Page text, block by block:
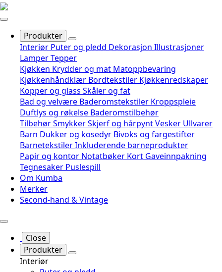
Produkter
Interiør Puter og pledd Dekorasjon Illustrasjoner
LamperTepper
Kjøkken Krydder og mat Matoppbevaring
Kjøkkenhåndklær Bordtekstiler Kjøkkenredskaper
Kopper og glass Skåler og fat
Bad og velvære Baderomstekstiler Kroppspleie
Duftlys og røkelse Baderomstilbehør
TilbehørSmykkerSkjerf og hårpyntVesker Ullvarer
Barn Dukker og kosedyr Bivoks og fargestifter
BarnetekstilerInkluderende barneprodukter
Papir og kontor Notatbøker Kort Gaveinnpakning
Tegnesaker Puslespill
Om Kumba
Merker
Second-hand & Vintage
Close
Produkter
Interiør